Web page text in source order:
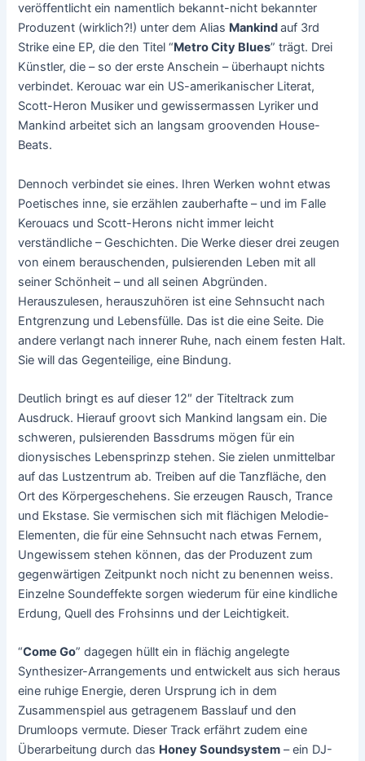
veröffentlicht ein namentlich bekannt-nicht bekannter
Produzent (wirklich?!) unter dem Alias Mankindauf 3rd
Strike eine EP, die den Titel “Metro City Blues” trägt. Drei
Künstler, die – so der erste Anschein – überhaupt nichts
verbindet. Kerouac war ein US-amerikanischer Literat,
Scott-Heron Musiker und gewissermassen Lyriker und
Mankind arbeitet sich an langsam groovenden House-
Beats.
Dennoch verbindet sie eines. Ihren Werken wohnt etwas
Poetisches inne, sie erzählen zauberhafte – und im Falle
Kerouacs und Scott-Herons nicht immer leicht
verständliche – Geschichten. Die Werke dieser drei zeugen
von einem berauschenden, pulsierenden Leben mit all
seiner Schönheit – und all seinen Abgründen.
Herauszulesen, herauszuhören ist eine Sehnsucht nach
Entgrenzung und Lebensfülle. Das ist die eine Seite. Die
andere verlangt nach innerer Ruhe, nach einem festen Halt.
Sie will das Gegenteilige, eine Bindung.
Deutlich bringt es auf dieser 12″ der Titeltrack zum
Ausdruck. Hierauf groovt sich Mankind langsam ein. Die
schweren, pulsierenden Bassdrums mögen für ein
dionysisches Lebensprinzp stehen. Sie zielen unmittelbar
auf das Lustzentrum ab. Treiben auf die Tanzfläche, den
Ort des Körpergeschehens. Sie erzeugen Rausch, Trance
und Ekstase. Sie vermischen sich mit flächigen Melodie-
Elementen, die für eine Sehnsucht nach etwas Fernem,
Ungewissem stehen können, das der Produzent zum
gegenwärtigen Zeitpunkt noch nicht zu benennen weiss.
Einzelne Soundeffekte sorgen wiederum für eine kindliche
Erdung, Quell des Frohsinns und der Leichtigkeit.
“Come Go” dagegen hüllt ein in flächig angelegte
Synthesizer-Arrangements und entwickelt aus sich heraus
eine ruhige Energie, deren Ursprung ich in dem
Zusammenspiel aus getragenem Basslauf und den
Drumloops vermute. Dieser Track erfährt zudem eine
Überarbeitung durch das Honey Soundsystem – ein DJ-